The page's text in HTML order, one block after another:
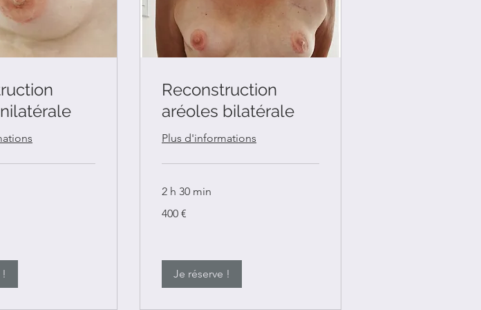
Reconstruction
aréoles bilatérale
Plus d'informations
2 h 30 min
euros
400 €
Je réserve !